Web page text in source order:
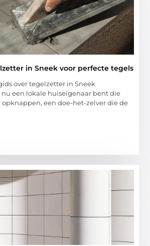
in Sneek voor perfecte tegels
over tegelzetter in Sneek
nu een lokale huiseigenaar bent die
een doe-het-zelver die de